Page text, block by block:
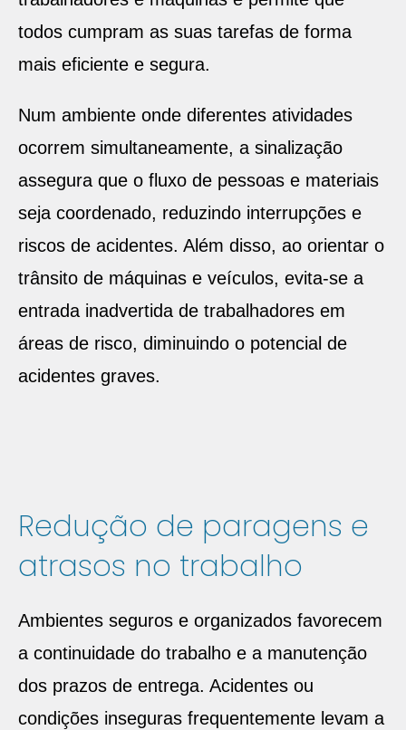
todos cumpram as suas tarefas de forma
mais eficiente e segura.
Num ambiente onde diferentes atividades
ocorrem simultaneamente, a sinalização
assegura que o fluxo de pessoas e materiais
seja coordenado, reduzindo interrupções e
riscos de acidentes. Além disso, ao orientar o
trânsito de máquinas e veículos, evita-se a
entrada inadvertida de trabalhadores em
áreas de risco, diminuindo o potencial de
acidentes graves.
Redução de paragens e
atrasos no trabalho
Ambientes seguros e organizados favorecem
a continuidade do trabalho e a manutenção
dos prazos de entrega. Acidentes ou
condições inseguras frequentemente levam a